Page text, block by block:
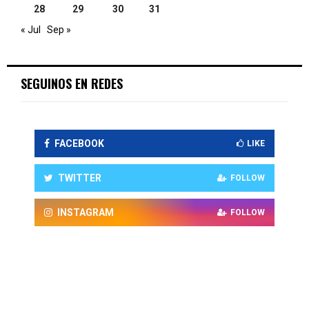
28 29 30
31
« Jul
Sep »
SEGUINOS EN REDES
FACEBOOK LIKE
TWITTER FOLLOW
INSTAGRAM FOLLOW